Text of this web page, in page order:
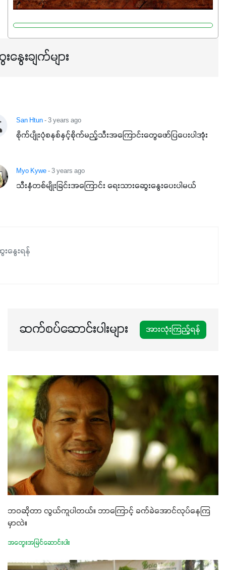
လုပ်ငန်းစဉ်များကိုလည်း အားပေးပါတယ်။ လုံလောက်တဲ့
Potassium 8%က အပင်ရဲ့ ရောဂါဒဏ်၊ရာသီဥတုဒဏ်ခံနိုင်ရည်
အရသာ ပိုမိုကောင်းမွန်စေဖို့အတွက် လိုအပ်တဲ့အာဟာရဓာတ်
ဖြစ်ပါတယ်။ ဟူးမစ်အက်စစ်ပါဝင်ပေါင်းစပ်ထားတဲ့အတွက်
နှံစားသီးနှံများ၊ပဲအမျိုးမျိုး၊ဟင်းသီးဟင်းရွက်နဲ့ ဥယျာဉ်ခြံသီးနှံ
အားလုံးမှာ အသုံးပြုနိုင်တယ်ဆိုတော့ တစ်မျိုးတည်းနဲ့ အားလုံး
မတ်သီးစုံကို သုံးကြပါစို့....
နွေးချက်များ
San Htun- 3 years ago
စိုက်ပျိုးပုံစနစ်နှင့်စိုက်မည့်သီးအကြောင်းတွေဖော်ပြပေးပါအုံး
Myo Kywe- 3 years ago
သီးနှံတစ်မျိုးခြင်းအကြောင်း ရေးသားဆွေးနွေးပေးပါမယ်
နွေးရန်
ဆက်စပ်ဆောင်းပါးများ အားလုံးကြည့်ရန်
ဘဝဆိုတာ လွယ်ကူပါတယ်။ ဘာကြောင့် ခက်ခဲအောင်လုပ်နေကြ
မှာလဲ။
အတွေးအမြင်ဆောင်းပါး